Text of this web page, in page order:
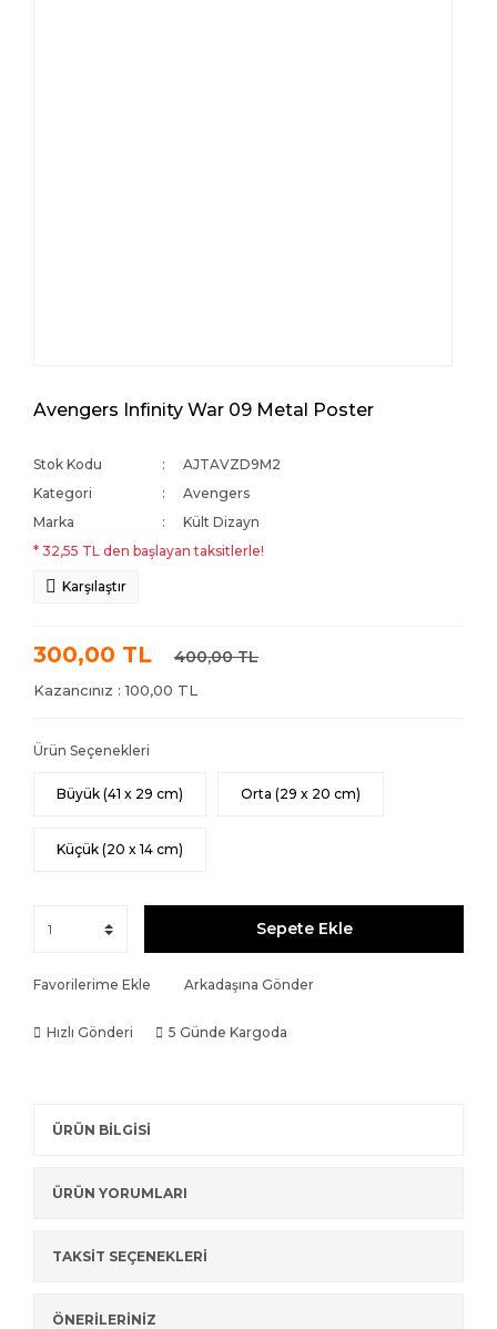
Avengers Infinity War 09 Metal Poster
Stok Kodu
AJTAVZD9M2
Kategori
Avengers
Marka
Kült Dizayn
* 32,55 TL den başlayan taksitlerle!
Karşılaştır
300,00 TL 400,00 TL
Kazancınız : 100,00 TL
Ürün Seçenekleri
Büyük (41 x 29 cm) Orta (29 x 20 cm)
Küçük (20 x 14 cm)
Sepete Ekle
Favorilerime Ekle Arkadaşına Gönder
Hızlı Gönderi 5 Günde Kargoda
ÜRÜN BİLGİSİ
ÜRÜN YORUMLARI
TAKSİT SEÇENEKLERİ
ÖNERİLERİNİZ